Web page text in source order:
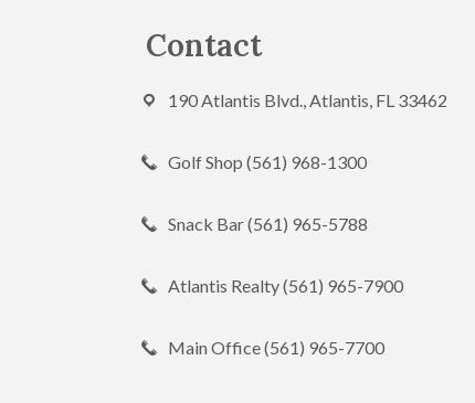
Contact
190 Atlantis Blvd., Atlantis, FL 33462
Golf Shop (561) 968-1300
Snack Bar (561) 965-5788
Atlantis Realty (561) 965-7900
Main Office (561) 965-7700